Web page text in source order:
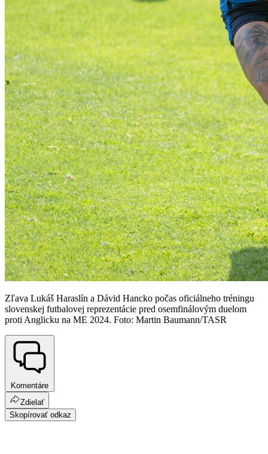
Zľava Lukáš Haraslín a Dávid Hancko počas oficiálneho tréningu
slovenskej futbalovej reprezentácie pred osemfinálovým duelom
proti Anglicku na ME 2024. Foto: Martin Baumann/TASR
Komentáre
Zdielať
Skopírovať odkaz